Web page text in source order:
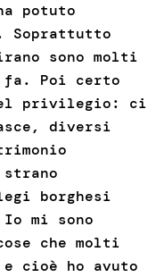
potuto
sono molti
fa. Poi certo
privilegio: ci
diversi
borghesi
mi sono
che molti
cioè ho avuto